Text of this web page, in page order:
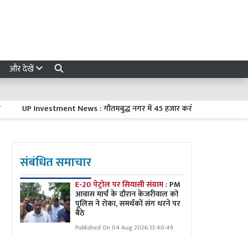
और देखें
UP Investment News : गौतमबुद्ध नगर में 45 हजार करोड़ रुपये का निवेश
संबंधित समाचार
E-20 पेट्रोल पर सियासी संग्राम : PM
आवास मार्च के दौरान केजरीवाल को
पुलिस ने रोका, समर्थकों संग धरने पर
बैठे
Published On 04 Aug 2026 13:40:49